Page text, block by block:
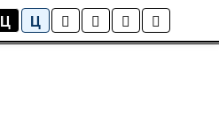
Ц ЦТОК